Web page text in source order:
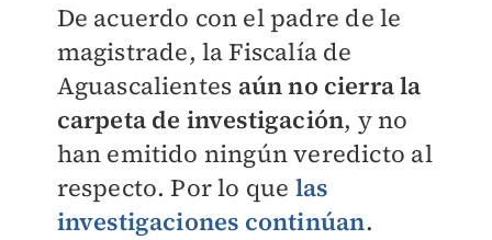
De acuerdo con el padre de le
magistrade, la Fiscalía de
Aguascalientes aún no cierra la
carpeta de investigación, y no
han emitido ningún veredicto al
respecto. Por lo que las
investigaciones continúan.